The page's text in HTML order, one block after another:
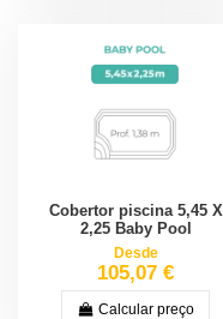
Cobertor piscina 5,45 X
2,25 Baby Pool
Desde
105,07 €
Calcular preço